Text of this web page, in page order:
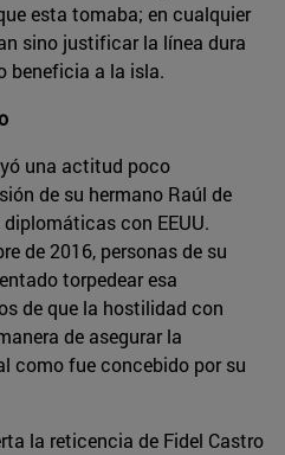
esta tomaba; en cualquier
sino justificar la línea dura
beneficia a la isla.
una actitud poco
de su hermano Raúl de
con EEUU.
de 2016, personas de su
torpedear esa
de que la hostilidad con
de asegurar la
como fue concebido por su
la reticencia de Fidel Castro